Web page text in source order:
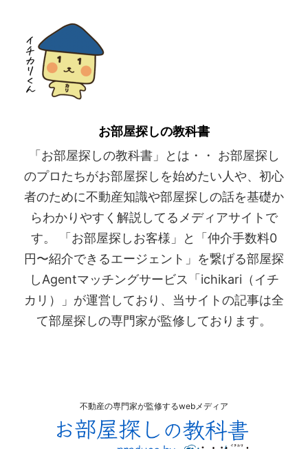
お部屋探しの教科書
「お部屋探しの教科書」とは・・ お部屋探し
のプロたちがお部屋探しを始めたい人や、初心
者のために不動産知識や部屋探しの話を基礎か
らわかりやすく解説してるメディアサイトで
す。 「お部屋探しお客様」と「仲介手数料0
円〜紹介できるエージェント」を繋げる部屋探
しAgentマッチングサービス「ichikari（イチ
カリ）」が運営しており、当サイトの記事は全
て部屋探しの専門家が監修しております。
不動産の専門家が監修するwebメディア